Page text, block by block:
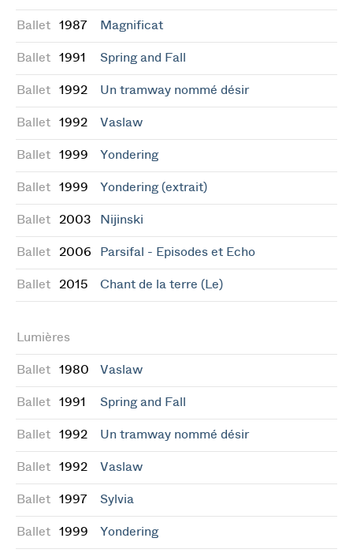
Ballet 1987 Magnificat
Ballet 1991 Spring and Fall
Ballet 1992 Un tramway nommé désir
Ballet 1992 Vaslaw
Ballet 1999 Yondering
Ballet 1999 Yondering (extrait)
Ballet 2003 Nijinski
Ballet 2006 Parsifal - Episodes et Echo
Ballet 2015 Chant de la terre (Le)
Lumières
Ballet 1980 Vaslaw
Ballet 1991 Spring and Fall
Ballet 1992 Un tramway nommé désir
Ballet 1992 Vaslaw
Ballet 1997 Sylvia
Ballet 1999 Yondering